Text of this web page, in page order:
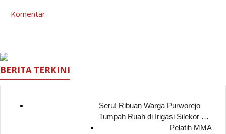
Komentar
BERITA TERKINI
Seru! Ribuan Warga Purworejo
Tumpah Ruah di Irigasi Silekor …
Pelatih MMA